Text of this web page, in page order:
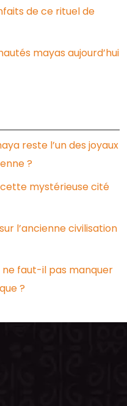
de ce rituel de
mayas aujourd’hui
reste l’un des joyaux
?
mystérieuse cité
l’ancienne civilisation
ne faut-il pas manquer
?